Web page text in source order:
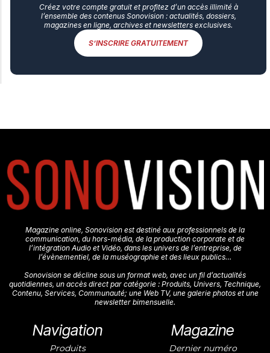
Créez votre compte gratuit et profitez d’un accès illimité à
l’ensemble des contenus Sonovision : actualités, dossiers,
magazines en ligne, archives et newsletters exclusives.
S’INSCRIRE GRATUITEMENT
Magazine online, Sonovision est destiné aux professionnels de la
communication, du hors-média, de la production corporate et de
l’intégration Audio et Vidéo, dans les univers de l’entreprise, de
l’évènementiel, de la muséographie et des lieux publics…
Sonovision se décline sous un format web, avec un fil d’actualités
quotidiennes, un accès direct par catégorie : Produits, Univers, Technique,
Contenu, Services, Communauté; une Web TV, une galerie photos et une
newsletter bimensuelle.
Navigation
Produits
Magazine
Dernier numéro